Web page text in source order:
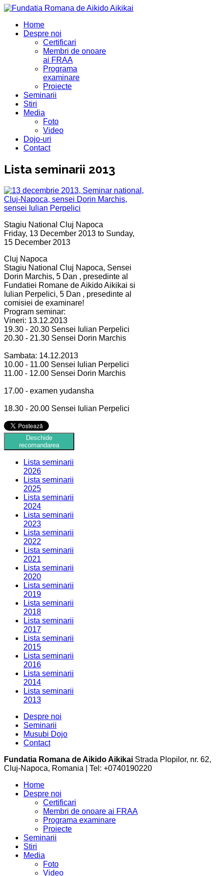
Home
Despre noi
Certificari
Membri de onoare
ai FRAA
Programa
examinare
Proiecte
Seminarii
Stiri
Media
Foto
Video
Dojo-uri
Contact
Lista seminarii 2013
Stagiu National Cluj Napoca
Friday, 13 December 2013 to Sunday,
15 December 2013
Cluj Napoca
Stagiu National Cluj Napoca, Sensei
Dorin Marchis, 5 Dan , presedinte al
Fundatiei Romane de Aikido Aikikai si
Iulian Perpelici, 5 Dan , presedinte al
comisiei de examinare!
Program seminar:
Vineri: 13.12.2013
19.30 - 20.30 Sensei Iulian Perpelici
20.30 - 21.30 Sensei Dorin Marchis
Sambata: 14.12.2013
10.00 - 11.00 Sensei Iulian Perpelici
11.00 - 12.00 Sensei Dorin Marchis
17.00 - examen yudansha
18.30 - 20.00 Sensei Iulian Perpelici
Deschide
recomandarea
Lista seminarii
2026
Lista seminarii
2025
Lista seminarii
2024
Lista seminarii
2023
Lista seminarii
2022
Lista seminarii
2021
Lista seminarii
2020
Lista seminarii
2019
Lista seminarii
2018
Lista seminarii
2017
Lista seminarii
2015
Lista seminarii
2016
Lista seminarii
2014
Lista seminarii
2013
Despre noi
Seminarii
Musubi Dojo
Contact
Fundatia Romana de Aikido Aikikai Strada Plopilor, nr. 62,
Cluj-Napoca, Romania | Tel: +0740190220
Home
Despre noi
Certificari
Membri de onoare ai FRAA
Programa examinare
Proiecte
Seminarii
Stiri
Media
Foto
Video